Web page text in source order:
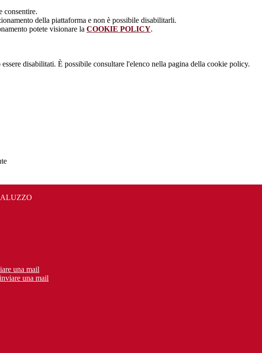
consentire.
della piattaforma e non è possibile disabilitarli.
potete visionare la COOKIE POLICY.
disabilitati. È possibile consultare l'elenco nella pagina della cookie policy.
una mail
una mail